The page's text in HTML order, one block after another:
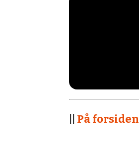
På forsiden